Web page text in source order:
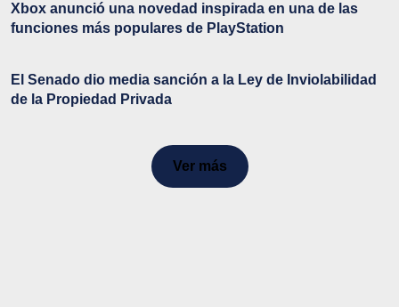
Xbox anunció una novedad inspirada en una de las
funciones más populares de PlayStation
El Senado dio media sanción a la Ley de Inviolabilidad
de la Propiedad Privada
Ver más